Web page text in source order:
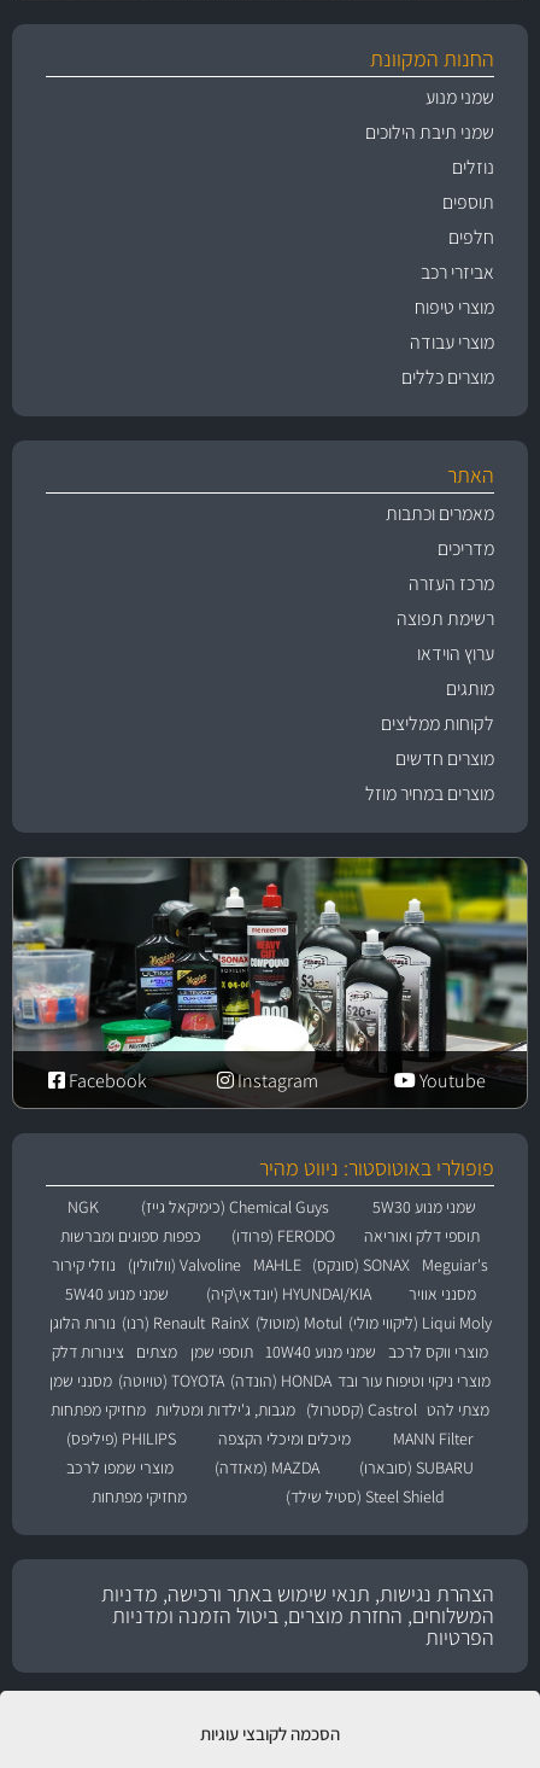
הסכמה לקובצי עוגיות
החנות המקוונת
שמני מנוע
שמני תיבת הילוכים
נוזלים
תוספים
חלפים
אביזרי רכב
מוצרי טיפוח
מוצרי עבודה
מוצרים כללים
האתר
מאמרים וכתבות
מדריכים
מרכז העזרה
רשימת תפוצה
ערוץ הוידאו
מותגים
לקוחות ממליצים
מוצרים חדשים
מוצרים במחיר מוזל
Youtube
Instagram
Facebook
פופולרי באוטוסטור: ניווט מהיר
שמני מנוע 5W30 Chemical Guys (כימיקאל גייז)
NGK
תוספי דלק ואוריאה
FERODO (פרודו)
כפפות ספוגים ומברשות
Meguiar's
SONAX (סונקס) MAHLE Valvoline (וולוולין)
נוזלי קירור
מסנני אוויר
HYUNDAI/KIA (יונדאי\קיה)
שמני מנוע 5W40
Liqui Moly (ליקווי מולי)
Motul (מוטול) RainX Renault (רנו)
נורות הלוגן
מוצרי ווקס לרכב
שמני מנוע 10W40 תוספי שמן מצתים
צינורות דלק
מוצרי ניקוי וטיפוח עור ובד HONDA (הונדה) TOYOTA (טויוטה)
מסנני שמן
מצתי להט Castrol (קסטרול) מגבות, ג'ילדות ומטליות מחזיקי מפתחות
MANN Filter
מיכלים ומיכלי הקצפה
PHILIPS (פיליפס)
SUBARU (סובארו)
MAZDA (מאזדה)
מוצרי שמפו לרכב
Steel Shield (סטיל שילד)
מחזיקי מפתחות
הצהרת נגישות, תנאי שימוש באתר ורכישה, מדניות
המשלוחים, החזרת מוצרים, ביטול הזמנה ומדניות
הפרטיות